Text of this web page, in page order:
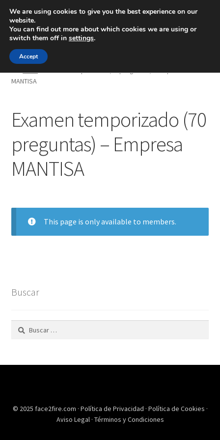
Inicio
Blog
MANTISA
Examen temporizado (70
preguntas) – Empresa
MANTISA
This page is only available to members.
Buscar
Buscar:
© 2025 face2fire.com · Política de Privacidad · Política de Cookies ·
Aviso Legal · Términos y Condiciones
We are using cookies to give you the best experience on our
website.
You can find out more about which cookies we are using or
switch them off in settings.
Accept